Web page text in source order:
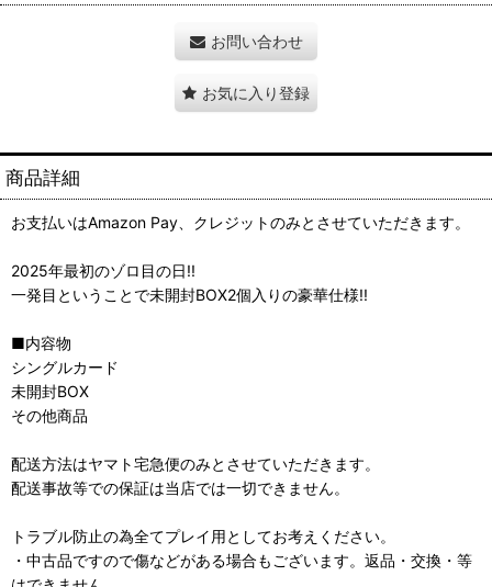
お問い合わせ
お気に入り登録
商品詳細
お支払いはAmazon Pay、クレジットのみとさせていただきます。
2025年最初のゾロ目の日!!
一発目ということで未開封BOX2個入りの豪華仕様!!
■内容物
シングルカード
未開封BOX
その他商品
配送方法はヤマト宅急便のみとさせていただきます。
配送事故等での保証は当店では一切できません。
トラブル防止の為全てプレイ用としてお考えください。
・中古品ですので傷などがある場合もございます。返品・交換・等